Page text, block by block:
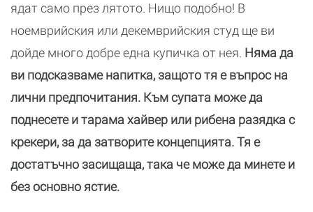
ядат само през лятото. Нищо подобно! В
ноемврийския или декемврийския студ ще ви
дойде много добре една купичка от нея. Няма да
ви подсказваме напитка, защото тя е въпрос на
лични предпочитания. Към супата може да
поднесете и тарама хайвер или рибена разядка с
крекери, за да затворите концепцията. Тя е
достатъчно засищаща, така че може да минете и
без основно ястие.